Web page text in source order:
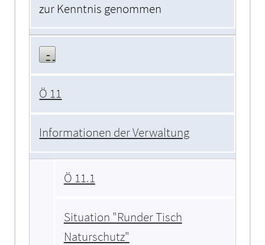
zur Kenntnis genommen
Ö 11
Informationen der Verwaltung
Ö 11.1
Situation "Runder Tisch
Naturschutz"